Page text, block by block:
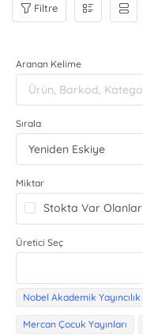
Filtre
Aranan Kelime
Sırala
Miktar
Stokta Var Olanlar
Üretici Seç
Nobel Akademik Yayıncılık
Mercan Çocuk Yayınları